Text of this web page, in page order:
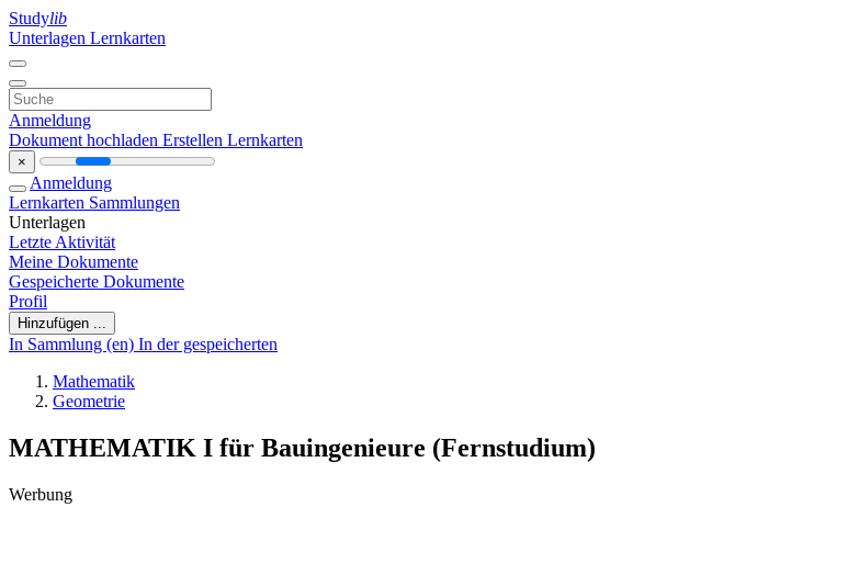
Studylib
Unterlagen Lernkarten
Anmeldung
Dokument hochladen Erstellen Lernkarten
×
Anmeldung
Lernkarten Sammlungen
Unterlagen
Letzte Aktivität
Meine Dokumente
Gespeicherte Dokumente
Profil
Hinzufügen ...
In Sammlung (en) In der gespeicherten
Mathematik
Geometrie
MATHEMATIK I für Bauingenieure (Fernstudium)
Werbung